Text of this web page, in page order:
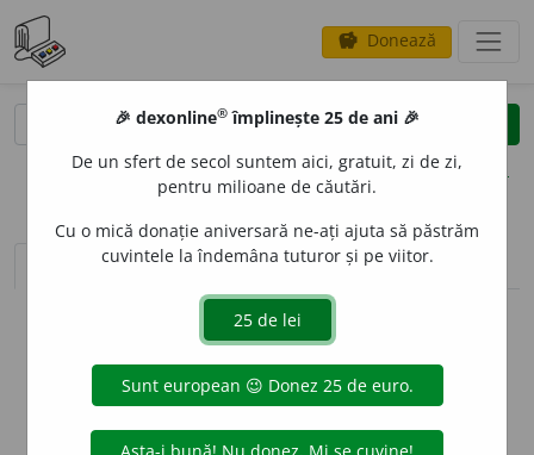
savings Donează
clear
opțiuni
sinteza definițiilor (1) definiții (19) conjugări
info
Aceste definiții sunt compilate de
echipa dexonline. Definițiile
originale se află pe filadefiniții.
preferințe
🎉 dexonline® împlinește 25 de ani 🎉
De un sfert de secol suntem aici, gratuit, zi de zi,
pentru milioane de căutări.
Cu o mică donație aniversară ne-ați ajuta să păstrăm
cuvintele la îndemâna tuturor și pe viitor.